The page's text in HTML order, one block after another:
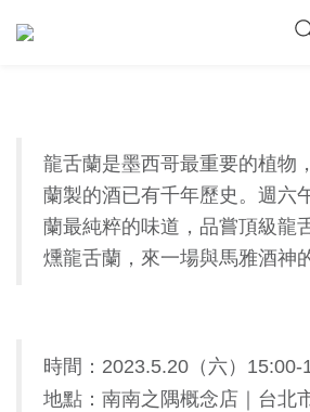
龍舌蘭是墨西哥最重要的植物
蘭製的酒已有千年歷史。週六
蘭最純粹的味道，品嘗頂級龍
燻龍舌蘭，來一場與馬雅酒神
時間：2023.5.20（六）15:00-
地點：南南之隅概念店｜台北